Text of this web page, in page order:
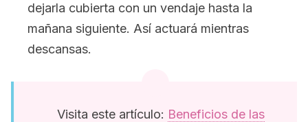
dejarla cubierta con un vendaje hasta la
mañana siguiente. Así actuará mientras
descansas.
Visita este artículo: Beneficios de las